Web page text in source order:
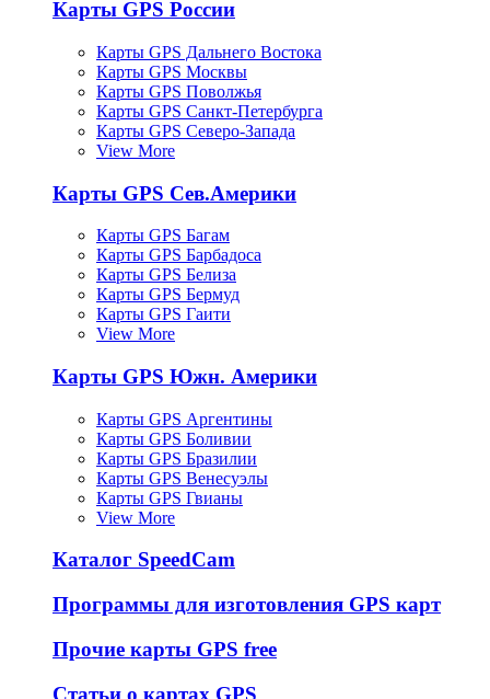
Карты GPS России
Карты GPS Дальнего Востока
Карты GPS Москвы
Карты GPS Поволжья
Карты GPS Санкт-Петербурга
Карты GPS Северо-Запада
View More
Карты GPS Сев.Америки
Карты GPS Багам
Карты GPS Барбадоса
Карты GPS Белиза
Карты GPS Бермуд
Карты GPS Гаити
View More
Карты GPS Южн. Америки
Карты GPS Аргентины
Карты GPS Боливии
Карты GPS Бразилии
Карты GPS Венесуэлы
Карты GPS Гвианы
View More
Каталог SpeedCam
Программы для изготовления GPS карт
Прочие карты GPS free
Статьи о картах GPS